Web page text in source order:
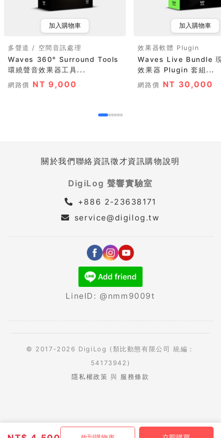
加入購物車
多聲道 / 空間音訊處理
Waves 360° Surround Tools
環繞聲音效果器工具...
網路價 NT 9,000
加入購物車
效果器軟體 Plugin
Waves Live Bundle
效果器 Plugin 套組...
網路價 NT 30,000
關於我們聯絡資訊徵才資訊購物說明
DigiLog 聲響實驗室
+886 2-23638171
service@digilog.tw
LineID: @nmm9009t
© 2017-2026 DigiLog (類比動態有限公司 統編：
54173942)
隱私權政策 與 服務條款